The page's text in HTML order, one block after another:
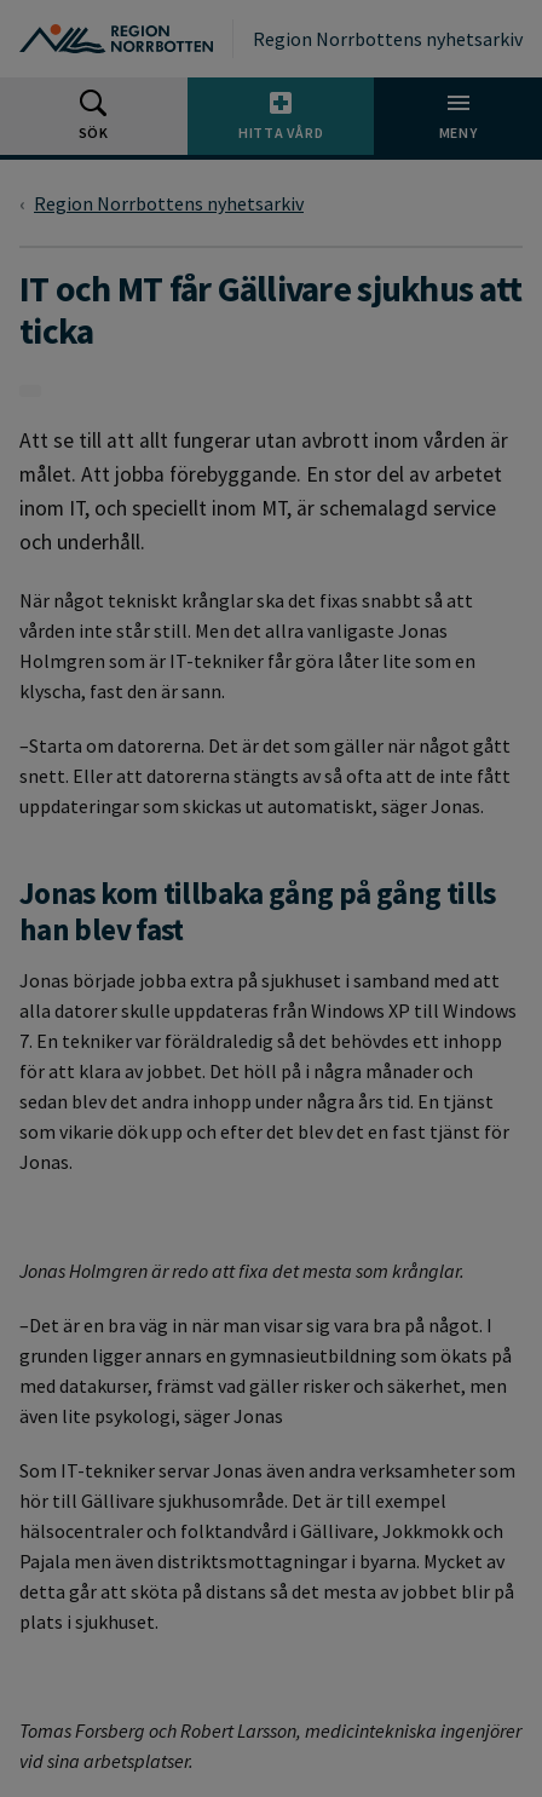
Region Norrbottens nyhetsarkiv
SÖK HITTA VÅRD MENY
Region Norrbottens nyhetsarkiv
IT och MT får Gällivare sjukhus att
ticka
Att se till att allt fungerar utan avbrott inom vården är
målet. Att jobba förebyggande. En stor del av arbetet
inom IT, och speciellt inom MT, är schemalagd service
och underhåll.
När något tekniskt krånglar ska det fixas snabbt så att
vården inte står still. Men det allra vanligaste Jonas
Holmgren som är IT-tekniker får göra låter lite som en
klyscha, fast den är sann.
–Starta om datorerna. Det är det som gäller när något gått
snett. Eller att datorerna stängts av så ofta att de inte fått
uppdateringar som skickas ut automatiskt, säger Jonas.
Jonas kom tillbaka gång på gång tills
han blev fast
Jonas började jobba extra på sjukhuset i samband med att
alla datorer skulle uppdateras från Windows XP till Windows
7. En tekniker var föräldraledig så det behövdes ett inhopp
för att klara av jobbet. Det höll på i några månader och
sedan blev det andra inhopp under några års tid. En tjänst
som vikarie dök upp och efter det blev det en fast tjänst för
Jonas.
Jonas Holmgren är redo att fixa det mesta som krånglar.
–Det är en bra väg in när man visar sig vara bra på något. I
grunden ligger annars en gymnasieutbildning som ökats på
med datakurser, främst vad gäller risker och säkerhet, men
även lite psykologi, säger Jonas
Som IT-tekniker servar Jonas även andra verksamheter som
hör till Gällivare sjukhusområde. Det är till exempel
hälsocentraler och folktandvård i Gällivare, Jokkmokk och
Pajala men även distriktsmottagningar i byarna. Mycket av
detta går att sköta på distans så det mesta av jobbet blir på
plats i sjukhuset.
Tomas Forsberg och Robert Larsson, medicintekniska ingenjörer
vid sina arbetsplatser.